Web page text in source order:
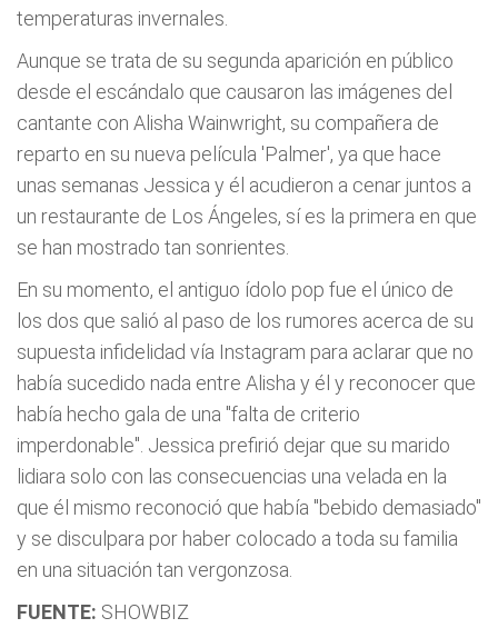
temperaturas invernales.
Aunque se trata de su segunda aparición en público
desde el escándalo que causaron las imágenes del
cantante con Alisha Wainwright, su compañera de
reparto en su nueva película 'Palmer', ya que hace
unas semanas Jessica y él acudieron a cenar juntos a
un restaurante de Los Ángeles, sí es la primera en que
se han mostrado tan sonrientes.
En su momento, el antiguo ídolo pop fue el único de
los dos que salió al paso de los rumores acerca de su
supuesta infidelidad vía Instagram para aclarar que no
había sucedido nada entre Alisha y él y reconocer que
había hecho gala de una "falta de criterio
imperdonable". Jessica prefirió dejar que su marido
lidiara solo con las consecuencias una velada en la
que él mismo reconoció que había "bebido demasiado"
y se disculpara por haber colocado a toda su familia
en una situación tan vergonzosa.
FUENTE: SHOWBIZ